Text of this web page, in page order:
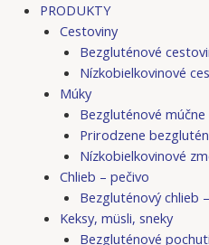
PRODUKTY
Cestoviny
Bezgluténové
Nízkobielkovinové
Múky
Bezgluténové
Prirodzene
Nízkobielkovinové
Chlieb – pečivo
Bezgluténový chlieb
Keksy, müsli, sneky
Bezgluténové